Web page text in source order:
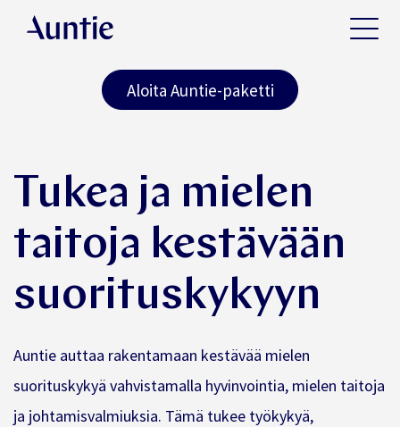
Aloita Auntie-paketti
Tukea ja mielen
taitoja kestävään
suorituskykyyn
Auntie auttaa rakentamaan kestävää mielen
suorituskykyä vahvistamalla hyvinvointia, mielen taitoja
ja johtamisvalmiuksia. Tämä tukee työkykyä,